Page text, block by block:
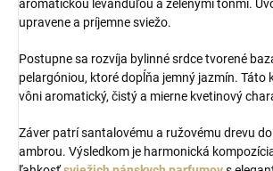
aromatickou levanduľou a zelenými tónmi.
upravene a príjemne sviežo.
Postupne sa rozvíja bylinné srdce tvorené
pelargóniou, ktoré dopĺňa jemný jazmín. Táto
vôni aromatický, čistý a mierne kvetinový
Záver patrí santalovému a ružovému drevu
ambrou. Výsledkom je harmonická